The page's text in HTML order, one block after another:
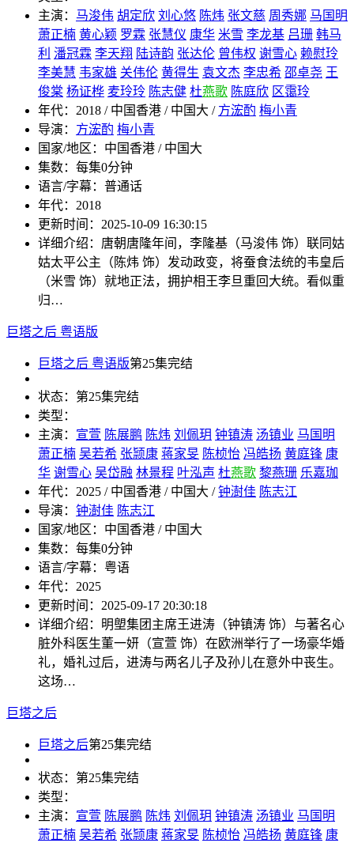
主演： 马浚伟 胡定欣 刘心悠 陈炜 张文慈 周秀娜 马国明
萧正楠 黄心颖 罗霖 张慧仪 康华 米雪 李龙基 吕珊 韩马
利 潘冠霖 李天翔 陆诗韵 张达伦 曾伟权 谢雪心 赖慰玲
李美慧 韦家雄 关伟伦 黄得生 袁文杰 李忠希 邵卓尧 王
俊棠 杨证桦 麦玲玲 陈志健 杜燕歌 陈庭欣 区霭玲
年代： 2018 / 中国香港 / 中国大 / 方浤酌 梅小青
导演： 方浤酌 梅小青
国家/地区： 中国香港 / 中国大
集数： 每集0分钟
语言/字幕： 普通话
年代： 2018
更新时间： 2025-10-09 16:30:15
详细介绍： 唐朝唐隆年间，李隆基（马浚伟 饰）联同姑
姑太平公主（陈炜 饰）发动政变，将蚕食法统的韦皇后
（米雪 饰）就地正法，拥护相王李旦重回大统。看似重
归…
巨塔之后 粤语版
巨塔之后 粤语版第25集完结
状态： 第25集完结
类型：
主演： 宣萱 陈展鹏 陈炜 刘佩玥 钟镇涛 汤镇业 马国明
萧正楠 吴若希 张颕康 蒋家旻 陈桢怡 冯皓扬 黄庭锋 康
华 谢雪心 吴岱融 林景程 叶泓声 杜燕歌 黎燕珊 乐嘉珈
年代： 2025 / 中国香港 / 中国大 /钟澍佳 陈志江
导演： 钟澍佳 陈志江
国家/地区： 中国香港 / 中国大
集数： 每集0分钟
语言/字幕： 粤语
年代： 2025
更新时间： 2025-09-17 20:30:18
详细介绍： 明塱集团主席王进涛（钟镇涛 饰）与著名心
脏外科医生董一妍（宣萱 饰）在欧洲举行了一场豪华婚
礼，婚礼过后，进涛与两名儿子及孙儿在意外中丧生。
这场…
巨塔之后
巨塔之后第25集完结
状态： 第25集完结
类型：
主演： 宣萱 陈展鹏 陈炜 刘佩玥 钟镇涛 汤镇业 马国明
萧正楠 吴若希 张颕康 蒋家旻 陈桢怡 冯皓扬 黄庭锋 康